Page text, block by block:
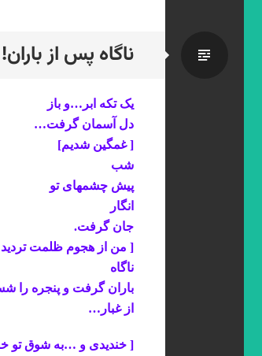
ناگاه پس از باران!استاندارد
یک تکه ابر…و باز
دل آسمان گرفت…
[ غمگین شدیم]
شب
پیش چشمهای تو
انگار
جان گرفت.
[ من از هجوم ظلمت
ناگاه
باران گرفت و پنجره را
از غبار…
[ خندیدی و …به شوق تو